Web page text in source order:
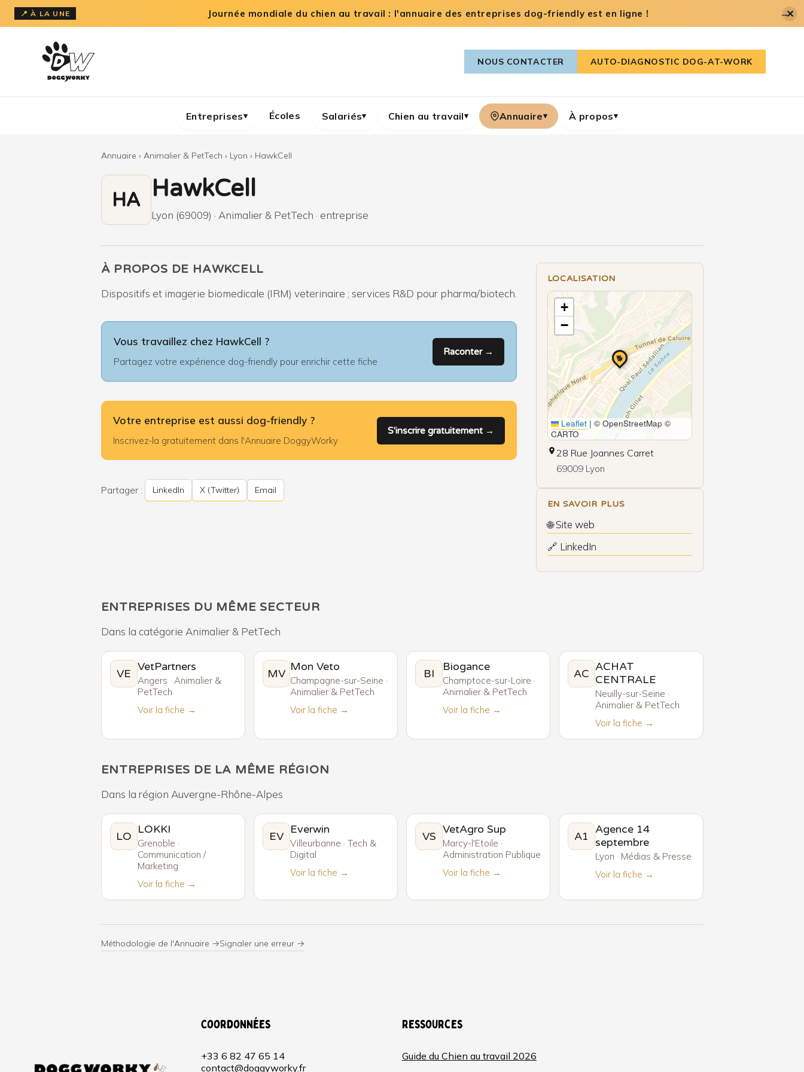
Aller
au
📍 À LA UNE Journée mondiale du chien au travail : l'annuaire des entreprises dog-friendly est en ligne ! →✕
NOUS CONTACTER AUTO-DIAGNOSTIC DOG-AT-WORK
Entreprises▾ Écoles Salariés▾ Chien au travail▾ Annuaire▾ À propos▾
Annuaire › Animalier & PetTech › Lyon › HawkCell
HA HawkCell
Lyon (69009) · Animalier & PetTech · entreprise
À PROPOS DE HAWKCELL
Dispositifs et imagerie biomedicale (IRM) veterinaire ; services R&D pour pharma/biotech.
Vous travaillez chez HawkCell ?
Partagez votre expérience dog-friendly pour enrichir cette fiche
Raconter →
Votre entreprise est aussi dog-friendly ?
Inscrivez-la gratuitement dans l'Annuaire DoggyWorky
S'inscrire gratuitement →
Partager : LinkedIn X (Twitter) Email
LOCALISATION
🐕
+
−
Leaflet | © OpenStreetMap ©
CARTO
28 Rue Joannes Carret
69009 Lyon
EN SAVOIR PLUS
🌐 Site web
🔗 LinkedIn
ENTREPRISES DU MÊME SECTEUR
Dans la catégorie Animalier & PetTech
VE
VetPartners
Angers · Animalier &
PetTech
Voir la fiche →
MV
Mon Veto
Champagne-sur-Seine ·
Animalier & PetTech
Voir la fiche →
BI
Biogance
Champtoce-sur-Loire ·
Animalier & PetTech
Voir la fiche →
AC
ACHAT
CENTRALE
Neuilly-sur-Seine ·
Animalier & PetTech
Voir la fiche →
ENTREPRISES DE LA MÊME RÉGION
Dans la région Auvergne-Rhône-Alpes
LO
LOKKI
Grenoble ·
Communication /
Marketing
Voir la fiche →
EV
Everwin
Villeurbanne · Tech &
Digital
Voir la fiche →
VS
VetAgro Sup
Marcy-l'Etoile ·
Administration Publique
Voir la fiche →
A1
Agence 14
septembre
Lyon · Médias & Presse
Voir la fiche →
Méthodologie de l'Annuaire →Signaler une erreur →
Coordonnées
+33 6 82 47 65 14
contact@doggyworky.fr
Ressources
Guide du Chien au travail 2026